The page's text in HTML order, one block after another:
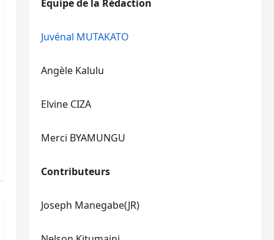
Equipe de la Rédaction
Juvénal MUTAKATO
Angèle Kalulu
Elvine CIZA
Merci BYAMUNGU
Contributeurs
Joseph Manegabe(JR)